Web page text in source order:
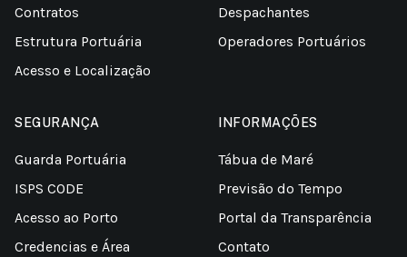
Contratos
Estrutura Portuária
Acesso e Localização
Despachantes
Operadores Portuários
SEGURANÇA
Guarda Portuária
ISPS CODE
Acesso ao Porto
Credencias e Área
INFORMAÇÕES
Tábua de Maré
Previsão do Tempo
Portal da Transparência
Contato